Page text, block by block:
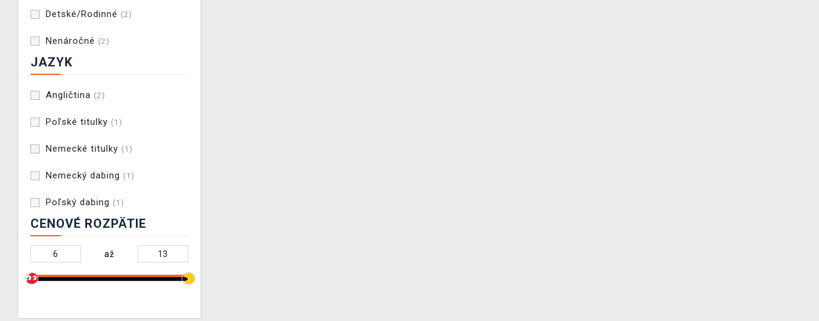
Detské/Rodinné (2)
Nenáročné (2)
JAZYK
Angličtina (2)
Poľské titulky (1)
Nemecké titulky (1)
Nemecký dabing (1)
Poľský dabing (1)
CENOVÉ ROZPÄTIE
až